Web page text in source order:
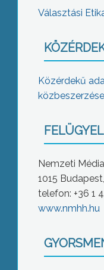
Választási
Közérdekű
Nemzeti
1015
telefon: +36 1
www.nmhh.hu